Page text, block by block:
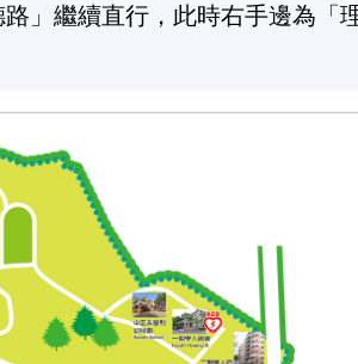
」繼續直行，此時右手邊為「